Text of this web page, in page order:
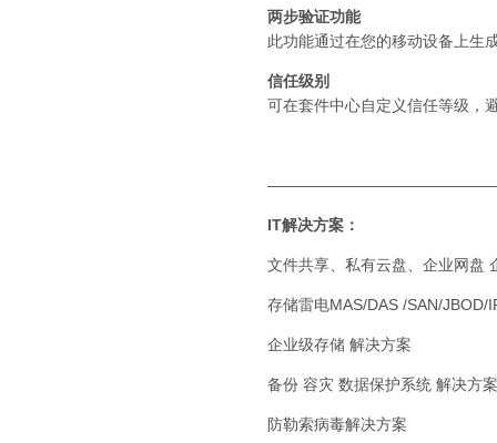
两步验证功能
此功能通过在您的移动设备上生
信任级别
可在套件中心自定义信任等级，
IT解决方案：
文件共享、私有云盘、企业网盘
存储雷电MAS/DAS /SAN/JBOD/
企业级存储 解决方案
备份 容灾 数据保护系统 解决方案
防勒索病毒解决方案